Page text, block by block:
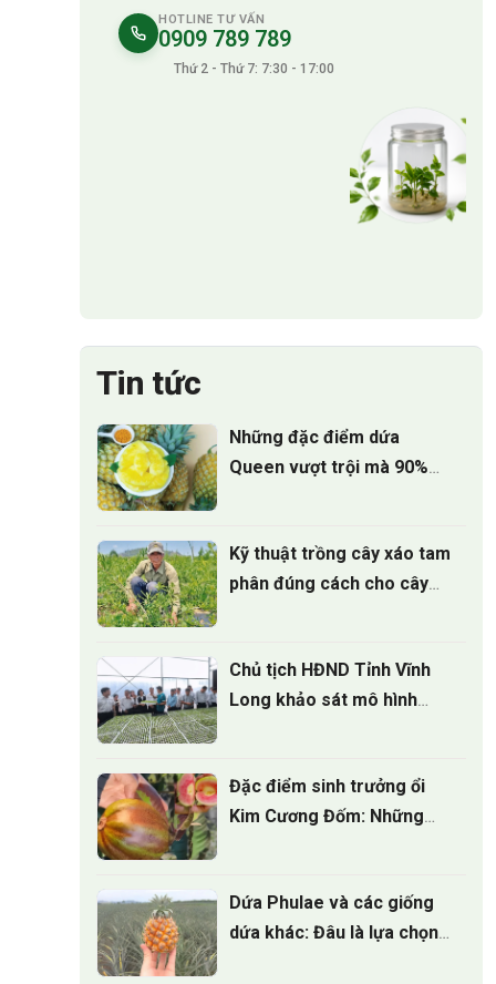
HOTLINE TƯ VẤN
0909 789 789
Thứ 2 - Thứ 7: 7:30 - 17:00
Tin tức
Những đặc điểm dứa
Queen vượt trội mà 90%
Kỹ thuật trồng cây xáo tam
phân đúng cách cho cây
Chủ tịch HĐND Tỉnh Vĩnh
Long khảo sát mô hình
Đặc điểm sinh trưởng ổi
Kim Cương Đốm: Những
Dứa Phulae và các giống
dứa khác: Đâu là lựa chọn